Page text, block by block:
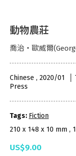
動物農莊
喬治・歐威爾
Chinese , 2020/01
Press
Tags: Fiction
210 x 148 x 10 mm ,
US$9.00